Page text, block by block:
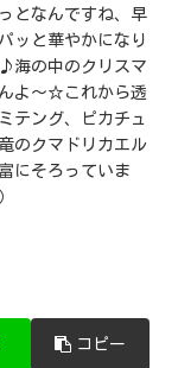
となんですね、早
ッと華やかになり
海の中のクリスマ
よ～☆これから透
テング、ピカチュ
のクマドリカエル
にそろっていま
コピー